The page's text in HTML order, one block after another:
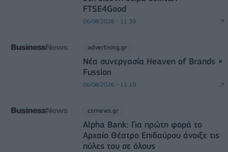
FTSE4Good
06/08/2026 - 11:39
advertising.gr
Νέα συνεργασία Heaven of Brands ×
Fussion
06/08/2026 - 11:19
csrnews.gr
Alpha Bank: Για πρώτη φορά το
Αρχαίο Θέατρο Επιδαύρου άνοιξε τις
πύλες του σε όλους